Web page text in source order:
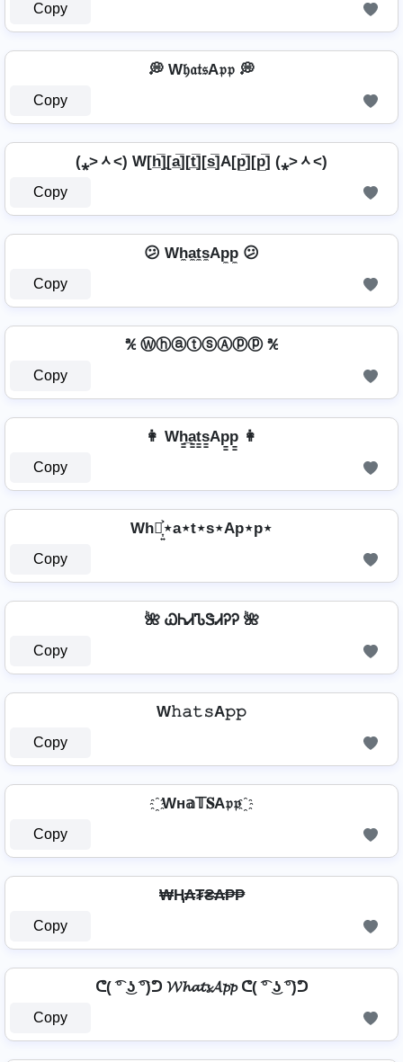
Copy
💭 W𝔥𝔞𝔱𝔰A𝔭𝔭 💭
Copy
(⁎˃ᆺ˂) W[h̲̅]̼[a̲̅][t̲̅][s̲̅]A[p̲̅][p̲̅] (⁎˃ᆺ˂)
Copy
😕 Wh̼a̼t̼s̼Ap̼p̼ 😕
Copy
℀ ⓌⓗⓐⓣⓢⒶⓟⓟ ℀
Copy
👩 Wh̳̲a̳t̳s̳Ap̳p̳ 👩
Copy
Wh⋆͎͍͐⋆a⋆t⋆s⋆Ap⋆p⋆
Copy
🌺 ᏇᏂᏗᏖᏕᏗᎮᎮ 🌺
Copy
W𝚑𝚊𝚝𝚜A𝚙𝚙
Copy
҈ Wн𝕒𝕋𝐒A𝔭𝔭 ҈
Copy
₩Ⱨ₳₮₴₳₱₱
Copy
ᕦ( ͡° ͜ʖ ͡°)ᕤ 𝓦𝓱𝓪𝓽𝓼𝓐𝓹𝓹 ᕦ( ͡° ͜ʖ ͡°)ᕤ
Copy